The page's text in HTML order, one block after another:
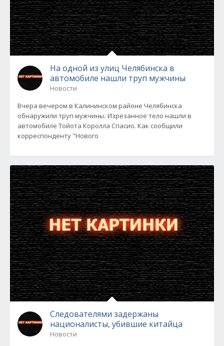
На одной из улиц Челябинска в
автомобиле нашли труп мужчины
Новости
Вчера вечером в Калининском районе Челябинска
обнаружили труп мужчины. Изрезанное тело нашли в
автомобиле Тойота Королла Спасио. Как сообщили
корреспонденту "Нового
Следователями задержаны
националисты, убившие китайца
Новости